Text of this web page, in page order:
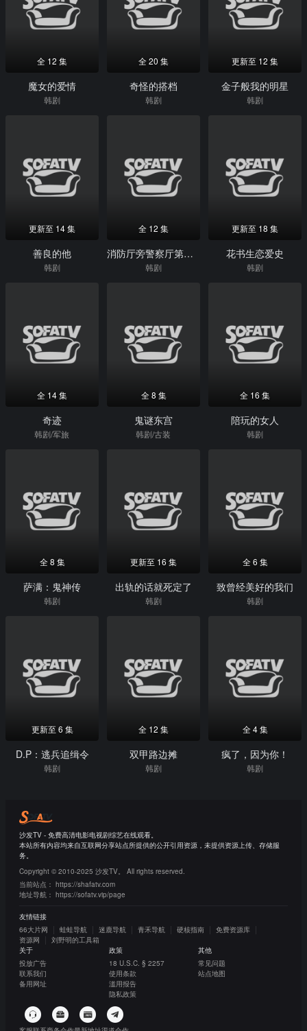
全 12 集
魔女的爱情
韩剧
全 20 集
奇怪的搭档
韩剧
更新至 12 集
金子般我的明星
韩剧
更新至 14 集
善良的他
韩剧
全 12 集
消防厅旁警察厅第二季
韩剧
更新至 18 集
花书生恋爱史
韩剧
全 14 集
奇迹
韩剧/军旅
全 8 集
鬼谜东宫
韩剧/古装
全 16 集
陪玩的女人
韩剧
全 8 集
萨满：鬼神传
韩剧
更新至 16 集
出轨的话就死定了
韩剧
全 6 集
致曾经美好的我们
韩剧
更新至 6 集
D.P：逃兵追缉令
韩剧
全 12 集
双甲路边摊
韩剧
全 4 集
疯了，因为你！
韩剧
沙发TV - 免费高清电影电视剧综艺在线观看。
本站所有内容均来自互联网分享站点所提供的公开引用资源，未提供资源上传、存储服
务。
Copyright © 2010-2025 沙发TV。 All rights reserved.
当前站点： https://shafatv.com
地址导航： https://sofatv.vip/page
友情链接
66大片网
蛙蛙导航 迷鹿导航 青禾导航 硬核指南
免费资源库
资源网
刘野明的工具箱
关于
投放广告
联系我们
备用网址
政策
18 U.S.C. § 2257
使用条款
滥用报告
隐私政策
其他
常见问题
站点地图